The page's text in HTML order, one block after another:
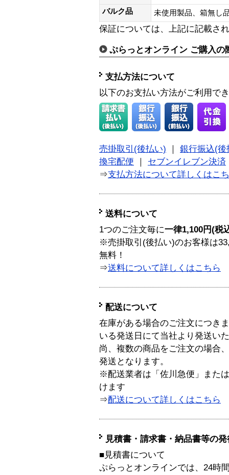
バルク品
未使用製品、箱無
保証については、上記に記載さ
ぷらっとオンライン ご購入の
支払方法について
以下のお支払い方法がご利用で
売掛取引(後払い)
銀行振込(後
換宅配便
セブンイレブン決済
⇒支払方法について詳しくはこ
送料について
1つのご注文毎に一律1,100円(税
※売掛取引(後払い)のお客様は
無料！
⇒送料について詳しくはこちら
配送について
在庫がある場合のご注文につき
いる発送日にて当社より発送い
尚、複数の商品をご注文の場合
発送となります。
※配送業者は「佐川急便」また
けます
⇒配送について詳しくはこちら
見積書・請求書・納品書等の
■見積書について
ぷらっとオンラインでは、24時